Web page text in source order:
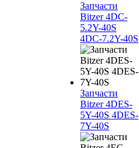
Запчасти
Bitzer 4DC-
5.2Y-40S
4DC-7.2Y-40S
Запчасти
Bitzer 4DES-
5Y-40S 4DES-
7Y-40S